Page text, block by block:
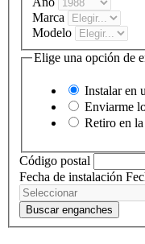
Marca
Modelo
Elige una opción de
Instalar en
Enviarme
Retiro en
Código postal
Fecha de instalación
Buscar enganches